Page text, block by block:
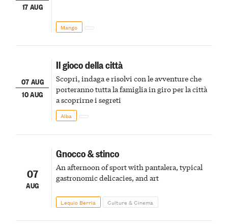
17 AUG
Mango
07 AUG
10 AUG
Il gioco della città
Scopri, indaga e risolvi con le avventure che
porteranno tutta la famiglia in giro per la città
a scoprirne i segreti
Alba
07
AUG
Gnocco & stinco
An afternoon of sport with pantalera, typical
gastronomic delicacies, and art
Lequio Berria Culture & Cinema